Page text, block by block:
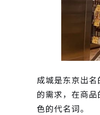
成城是东京出
的需求，在商
色的代名词。